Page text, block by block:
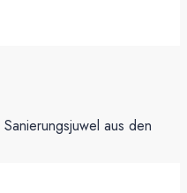
aus den